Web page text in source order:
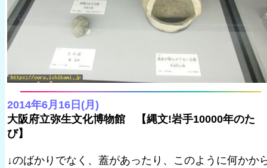
2014年6月16日(月)
大阪府立弥生文化博物館 【縄文!岩手10000年のた
び】
↓のばかりでなく、蓋があったり、このように何かか